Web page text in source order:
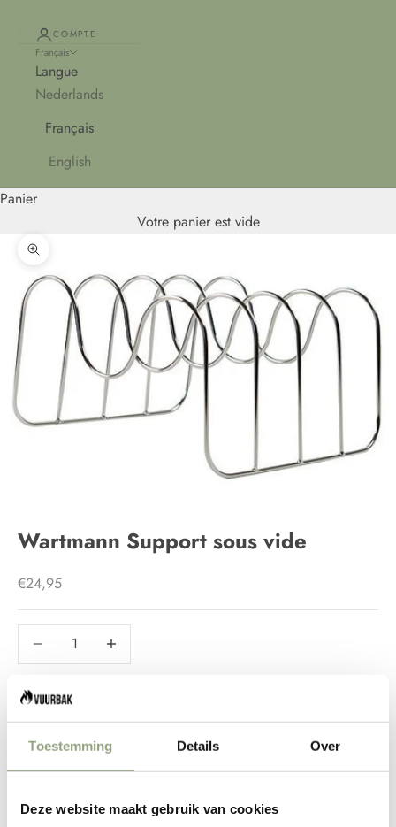
Toestemming Details Over
Deze website maakt gebruik van cookies
COMPTE
Français
Langue
Nederlands
Français
English
Panier
Votre panier est vide
Zoomer sur l'image
Wartmann Support sous vide
Prix de vente
€24,95
Diminuer la quantitéDiminuer la quantité